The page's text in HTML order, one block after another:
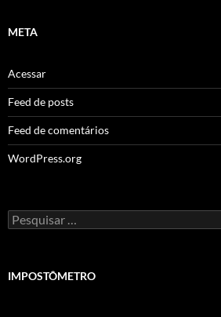
META
Acessar
Feed de posts
Feed de comentários
WordPress.org
Pesquisar
por:
IMPOSTÔMETRO